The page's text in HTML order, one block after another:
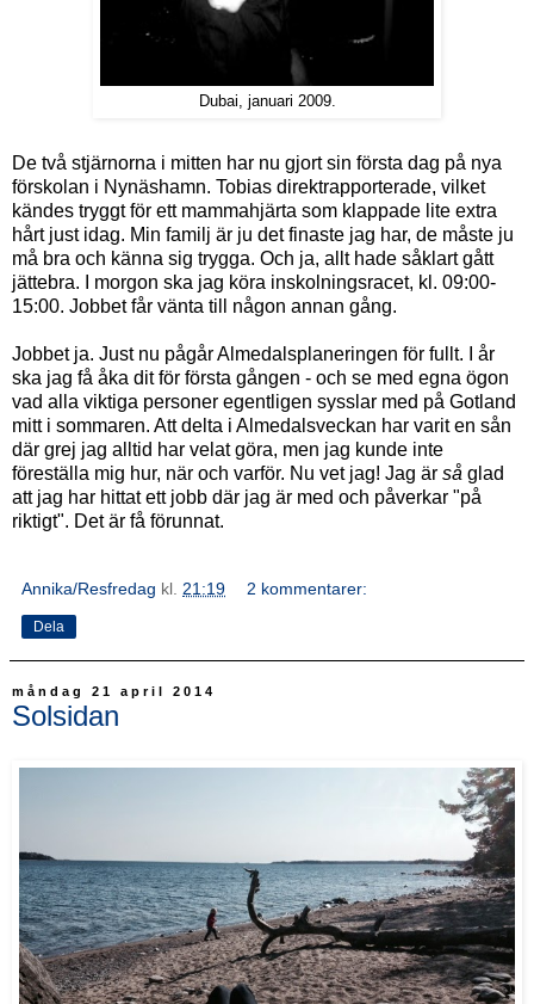
Dubai, januari 2009.
De två stjärnorna i mitten har nu gjort sin första dag på nya
förskolan i Nynäshamn. Tobias direktrapporterade, vilket
kändes tryggt för ett mammahjärta som klappade lite extra
hårt just idag. Min familj är ju det finaste jag har, de måste ju
må bra och känna sig trygga. Och ja, allt hade såklart gått
jättebra. I morgon ska jag köra inskolningsracet, kl. 09:00-
15:00. Jobbet får vänta till någon annan gång.
Jobbet ja. Just nu pågår Almedalsplaneringen för fullt. I år
ska jag få åka dit för första gången - och se med egna ögon
vad alla viktiga personer egentligen sysslar med på Gotland
mitt i sommaren. Att delta i Almedalsveckan har varit en sån
där grej jag alltid har velat göra, men jag kunde inte
föreställa mig hur, när och varför. Nu vet jag! Jag är så glad
att jag har hittat ett jobb där jag är med och påverkar "på
riktigt". Det är få förunnat.
Annika/Resfredag kl. 21:19 2 kommentarer:
Dela
måndag 21 april 2014
Solsidan